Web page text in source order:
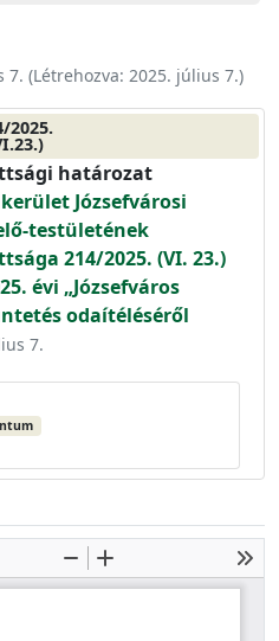
7. (Létrehozva: 2025. július 7.)
2025.
határozat
Józsefvárosi
testületének
214/2025. (VI. 23.)
évi „Józsefváros
odaítéléséről
7.